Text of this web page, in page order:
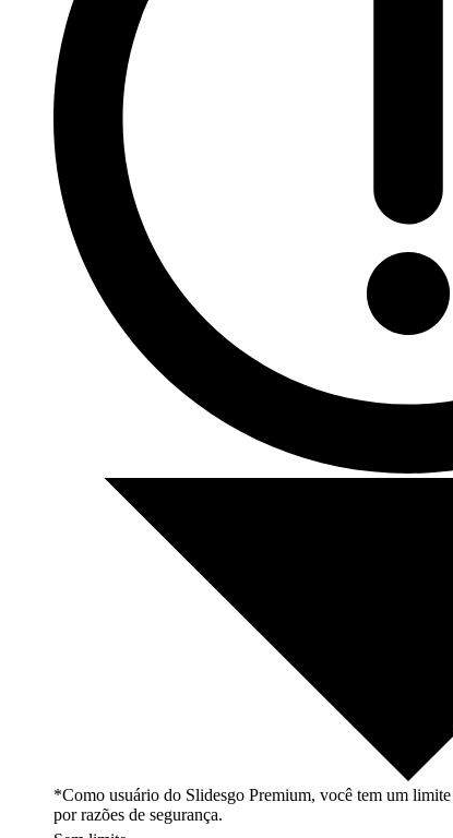
*Como usuário do Slidesgo Premium, você tem um
por razões de segurança.